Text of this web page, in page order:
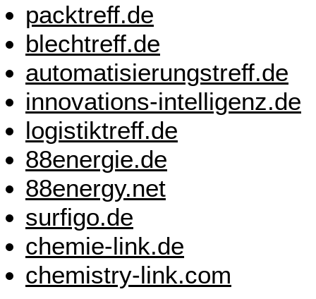
packtreff.de
blechtreff.de
automatisierungstreff.de
innovations-intelligenz.de
logistiktreff.de
88energie.de
88energy.net
surfigo.de
chemie-link.de
chemistry-link.com